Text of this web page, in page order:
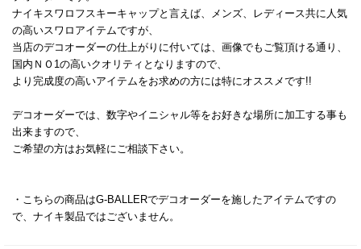
ナイキスワロフスキーキャップと言えば、メンズ、レディース共に人気
の高いスワロアイテムですが、
当店のデコオーダーの仕上がりに付いては、画像でもご覧頂ける通り、
国内ＮＯ1の高いクオリティとなりますので、
より完成度の高いアイテムをお求めの方には特にオススメです!!
デコオーダーでは、数字やイニシャル等をお好きな場所に加工する事も
出来ますので、
ご希望の方はお気軽にご相談下さい。
・こちらの商品はG-BALLERでデコオーダーを施したアイテムですの
で、ナイキ製品ではございません。